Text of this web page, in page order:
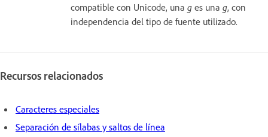
compatible con Unicode, una g es una g, con
independencia del tipo de fuente utilizado.
Recursos relacionados
Caracteres especiales
Separación de sílabas y saltos de línea